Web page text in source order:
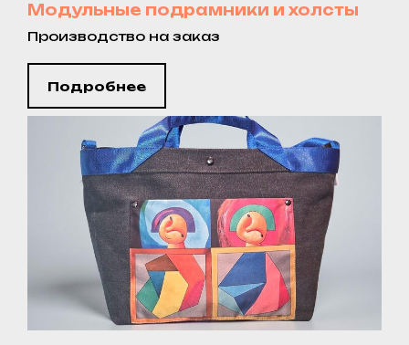
Модульные подрамники и холсты
Производство на заказ
Подробнее